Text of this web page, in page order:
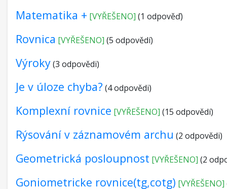
Matematika + [VYŘEŠENO] (1 odpověď)
Rovnica [VYŘEŠENO] (5 odpovědí)
Výroky(3 odpovědi)
Je v úloze chyba? (4 odpovědi)
Komplexní rovnice [VYŘEŠENO] (15 odpovědí)
Rýsování v záznamovém archu (2 odpovědi)
Geometrická posloupnost [VYŘEŠENO] (2
Goniometricke rovnice(tg,cotg) [VYŘEŠENO]